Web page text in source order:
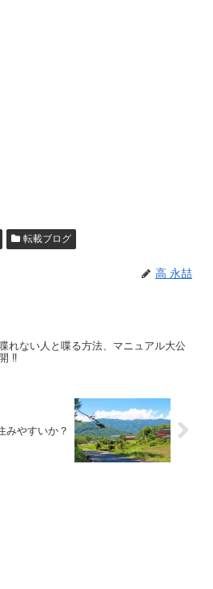
転載ブログ
高 永喆
れない人と喋る方法、マニュアル大公
開 ‼︎
みやすいか？